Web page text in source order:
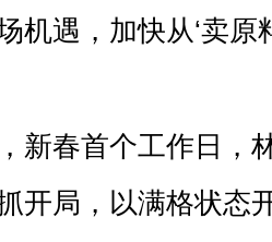
机遇，加快从‘卖原
新春首个工作日，
开局，以满格状态